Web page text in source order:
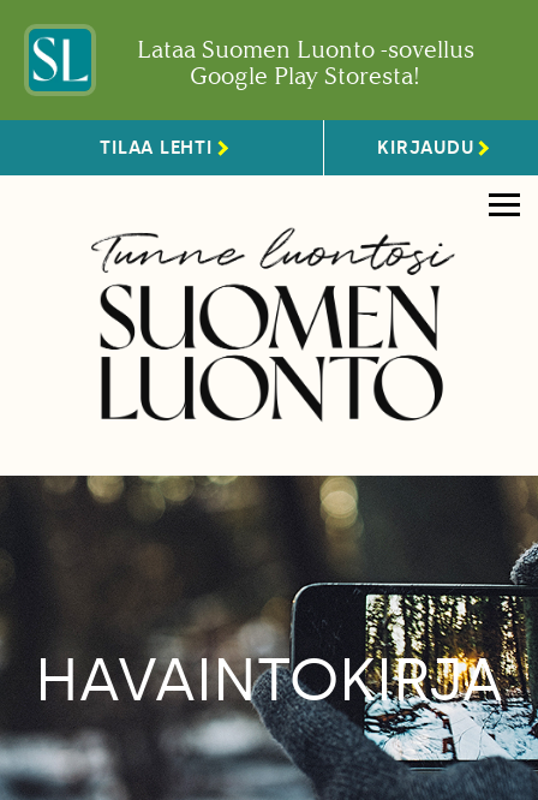
Lataa Suomen Luonto -sovellus
Google Play Storesta!
TILAA LEHTI KIRJAUDU
HAVAINTOKIRJA